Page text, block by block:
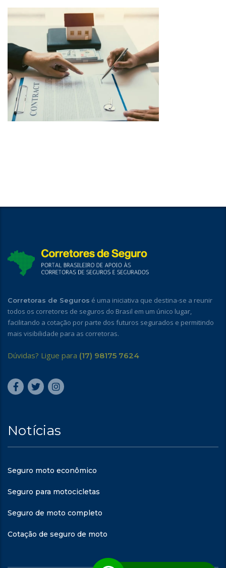
Corretoras de Seguros é uma iniciativa que destina-se a reunir
todos os corretores de seguros do Brasil em um único lugar,
facilitando a cotação por parte dos futuros segurados e permitindo
mais visibilidade para as corretoras.
Dúvidas? Ligue para (17) 98175 7624
Notícias
Seguro moto econômico
Seguro para motocicletas
Seguro de moto completo
Cotação de seguro de moto